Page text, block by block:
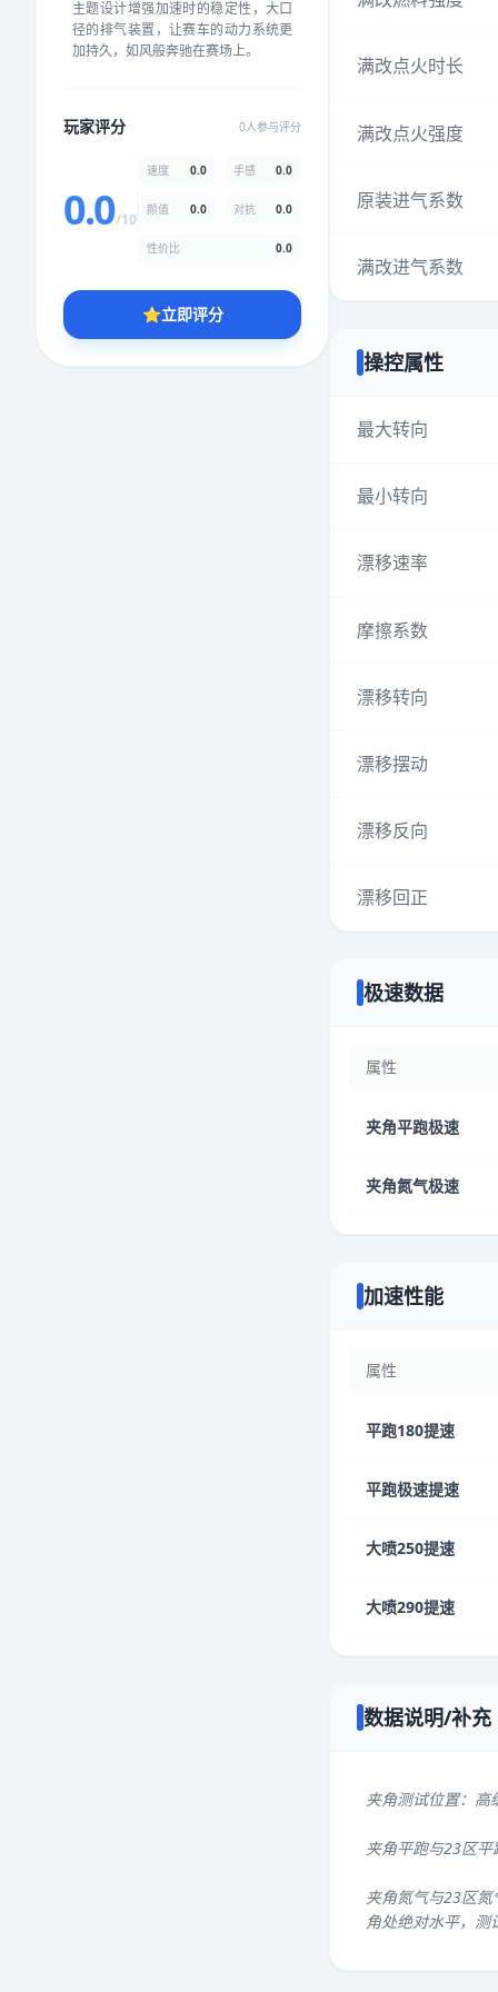
主题设计增强加速时的稳定性，大口
径的排气装置，让赛车的动力系统更
加持久，如风般奔驰在赛场上。
玩家评分 0人参与评分
0.0/10
速度 0.0 手感 0.0
颜值 0.0 对抗 0.0
性价比 0.0
⭐立即评分
满改点火时长
满改点火强度
原装进气系数
满改进气系数
操控属性
最大转向
最小转向
漂移速率
摩擦系数
漂移转向
漂移摆动
漂移反向
漂移回正
极速数据
属性
夹角平跑极速
夹角氮气极速
加速性能
属性
平跑180提速
平跑极速提速
大喷250提速
大喷290提速
数据说明/补充
夹角测试位置：
夹角平跑与23区
夹角氮气与23区
角处绝对水平，测
★★★★★★★★★
★★★★
性价比 5.0分
★★★ ★★
* 综合评分为玩家评分结果，速度占比0%，手感占比0%，对抗占比
0%，性价比占比0%，颜值占比0%